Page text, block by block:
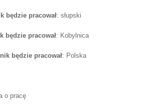
będzie pracował: słupski
będzie pracował: Kobylnica
będzie pracował: Polska
o pracę